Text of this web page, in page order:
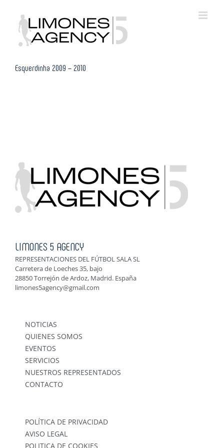
content
Esquerdinha 2009 – 2010
LIMONES 5 AGENCY
REPRESENTACIONES DEL FÚTBOL SALA SL
Carretera de Loeches 35, bajo
28850 Torrejón de Ardoz, Madrid. España
limones5agency@gmail.com
NOTICIAS
QUIENES SOMOS
EVENTOS
SERVICIOS
NUESTROS REPRESENTADOS
CONTACTO
POLÍTICA DE PRIVACIDAD
AVISO LEGAL
POLITICA DE COOKIES